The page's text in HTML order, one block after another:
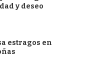
y deseo
estragos en